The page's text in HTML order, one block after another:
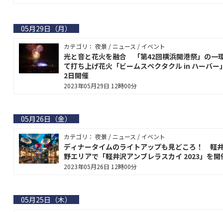
05月29日（月）
カテゴリ： 夜景 / ニュース / イベント
光と音と花火を融合 「第42回横浜開港祭」の一
て打ち上げ花火「ビームスペクタクル in ハーバー
2日開催
2023年05月29日 12時00分
05月26日（金）
カテゴリ： 夜景 / ニュース / イベント
ディナータイムのライトアップも見どころ！ 軽
野エリアで「軽井沢アンブレラスカイ 2023」を開
2023年05月26日 12時00分
05月25日（木）